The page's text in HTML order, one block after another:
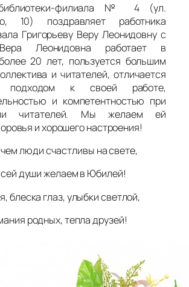
библиотеки-филиала № 4 (ул.
10) поздравляет работника
Григорьеву Веру Леонидовну с
Леонидовна работает в
20 лет, пользуется большим
и читателей, отличается
подходом к своей работе,
и компетентностью при
читателей. Мы желаем ей
и хорошего настроения!
люди счастливы на свете,
души желаем в Юбилей!
блеска глаз, улыбки светлой,
родных, тепла друзей!